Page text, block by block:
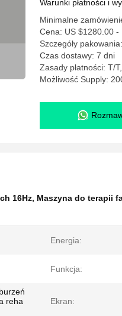
Warunki płatności i
Minimalne
Cena: US $1280.00 -
Szczegóły
Czas dostawy: 7 dni
Zasady płatności: T/
Możliwość Supply:
16Hz, Maszyna do terapii
Energia:
Funkcja:
reha
Ekran: